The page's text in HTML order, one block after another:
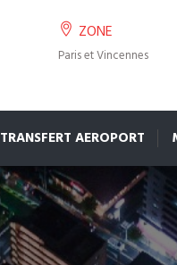
ZONE
Paris et Vincennes
TRANSFERT AEROPORT